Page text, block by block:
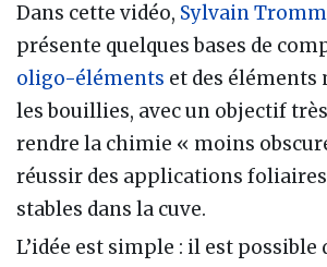
Dans cette vidéo, Sylvain
présente quelques bases de
oligo-éléments et des éléments
les bouillies, avec un objectif
rendre la chimie « moins
réussir des applications
stables dans la cuve.
L’idée est simple : il est possible